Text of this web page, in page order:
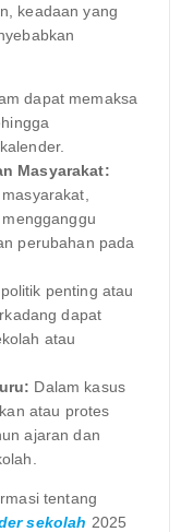
keadaan yang
dapat memaksa
Masyarakat:
perubahan pada
penting atau
dapat
atau
Dalam kasus
atau protes
ajaran dan
tentang
sekolah 2025